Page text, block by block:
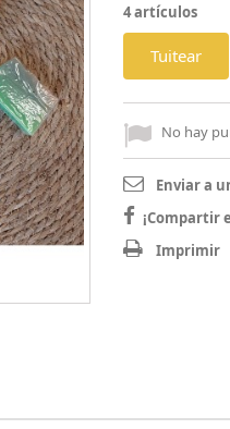
4artículos
Tuitear
No hay
Enviar a
¡Compartir
Imprimir